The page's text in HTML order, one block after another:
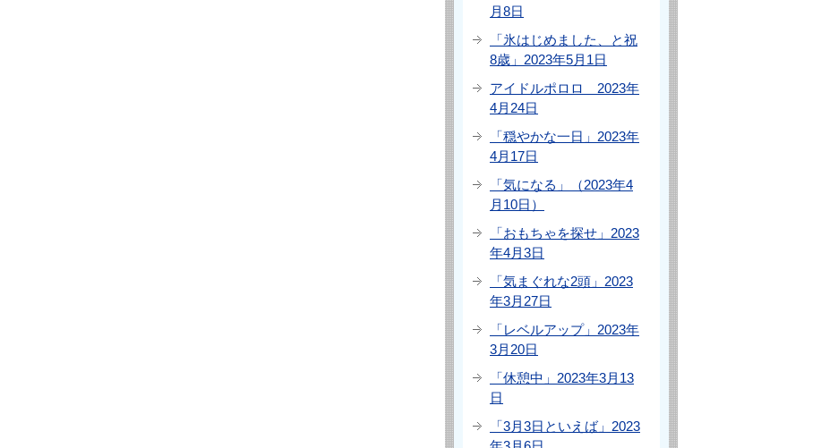
月8日
「氷はじめました、と祝
8歳」2023年5月1日
アイドルポロロ 2023年
4月24日
「穏やかな一日」2023年
4月17日
「気になる」（2023年4
月10日）
「おもちゃを探せ」2023
年4月3日
「気まぐれな2頭」2023
年3月27日
「レベルアップ」2023年
3月20日
「休憩中」2023年3月13
日
「3月3日といえば」2023